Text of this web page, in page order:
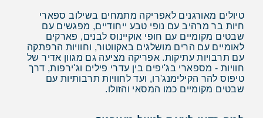
טיולים מאורגנים לאפריקה מתמחים בשילוב ספארי
חיות בר מרהיב עם נופי טבע ייחודיים, מפגשים עם
שבטים מקומיים עם חופי אוקיינוס לבנים, פארקים
לאומיים עם הרים מושלגים באקווטור, וחוויות הרפתקה
עם תרבויות עתיקות. אפריקה מציעה גם מגוון אדיר של
חוויות - מספארי בג'יפים בין עדרי פילים וג'ירפות, דרך
טיפוס להר הקילימנג'רו, ועד לחוויות תרבותיות עם
שבטים מקומיים כמו המסאי והזולו.